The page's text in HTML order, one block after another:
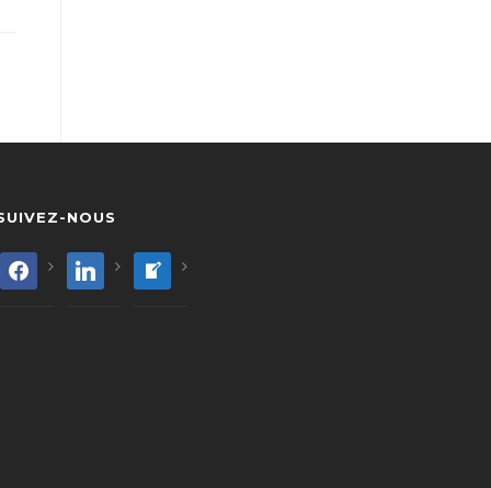
NOUS
facebook linkedin
welcome-
write-